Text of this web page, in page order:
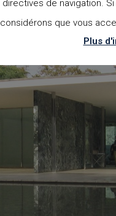
directives de navigation.
considérons que vous
Plus